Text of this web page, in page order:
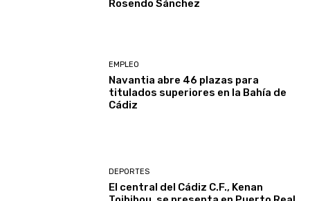
Rosendo Sánchez
EMPLEO
Navantia abre 46 plazas para
titulados superiores en la Bahía de
Cádiz
DEPORTES
El central del Cádiz C.F., Kenan